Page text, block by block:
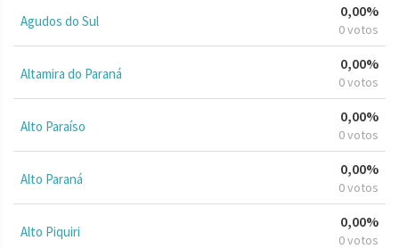
Agudos do Sul
0,00%
0 votos
Altamira do Paraná
0,00%
0 votos
Alto Paraíso
0,00%
0 votos
Alto Paraná
0,00%
0 votos
Alto Piquiri
0,00%
0 votos